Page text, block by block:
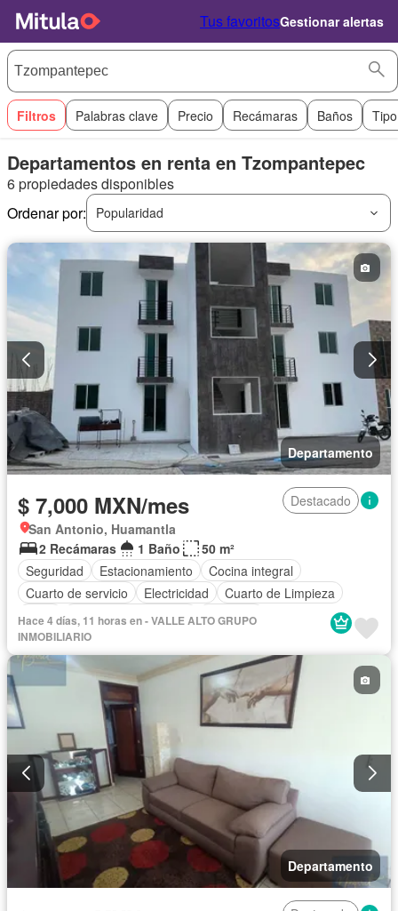
Tus favoritosGestionar alertas
Filtros Palabras clave Precio Recámaras Baños
Departamentos en renta en Tzompantepec
6 propiedades disponibles
Ordenar por:
Popularidad
Departamento
$ 7,000 MXN/mes
Destacado
San Antonio, Huamantla
2 Recámaras
1 Baño
50 m²
Seguridad
Estacionamiento
Cocina integral
Cuarto de servicio
Electricidad
Cuarto de Limpieza
Agua
Recámara con closet
Conserje
Permite mascotas
Completamente amueblado
Hace 4 días, 11 horas en - VALLE ALTO GRUPO
INMOBILIARIO
Departamento